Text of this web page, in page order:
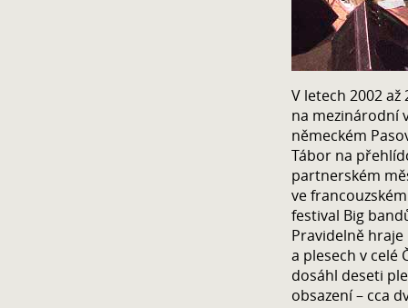
V letech 2002
na mezinárodní
německém
Tábor na
partnerském
ve
festival Big
Pravidelně
a plesech v celé
dosáhl deseti
obsazení – cca